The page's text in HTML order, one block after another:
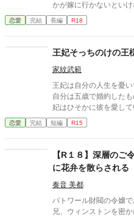
かが嫁に行かないとい
婚候補なので、よもや
美だったが、偶然にも
る日々を送るハメにな
て接していたのに例
美に大接近。４番目の
―？ ラブコメです。
ました。本編削除済みで
恋愛 完結 長編 R18
王妃そっちのけの王
家紋武範
王妃は自分の人生を憂
自分は五歳で婚約した
妃はひそかに彼を愛し
し、結婚生活が始まる
い。 そればかりか国王
恋愛 完結 短編 R15
【R１８】深層のご
に花弁を散らされる
奏音 美都
バトワール財閥の令嬢
兄、ウィンストンを密